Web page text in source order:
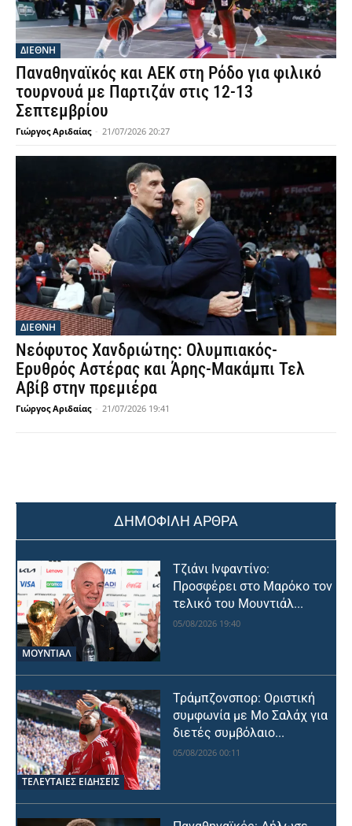
ΔΙΕΘΝΗ
Παναθηναϊκός και ΑΕΚ στη Ρόδο για φιλικό
τουρνουά με Παρτιζάν στις 12-13
Σεπτεμβρίου
Γιώργος Αριδαίας - 21/07/2026 20:27
ΔΙΕΘΝΗ
Νεόφυτος Χανδριώτης: Ολυμπιακός-
Ερυθρός Αστέρας και Άρης-Μακάμπι Τελ
Αβίβ στην πρεμιέρα
Γιώργος Αριδαίας - 21/07/2026 19:41
ΔΗΜΟΦΙΛΗ ΑΡΘΡΑ
ΜΟΥΝΤΙΆΛ
Τζιάνι Ινφαντίνο:
Προσφέρει στο Μαρόκο τον
τελικό του Μουντιάλ...
05/08/2026 19:40
ΤΕΛΕΥΤΑΙΕΣ ΕΙΔΗΣΕΙΣ
Τράμπζονσπορ: Οριστική
συμφωνία με Μο Σαλάχ για
διετές συμβόλαιο...
05/08/2026 00:11